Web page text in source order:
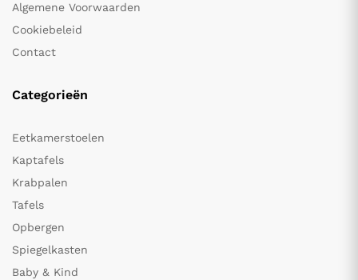
Algemene Voorwaarden
Cookiebeleid
Contact
Categorieën
Eetkamerstoelen
Kaptafels
Krabpalen
Tafels
Opbergen
Spiegelkasten
Baby & Kind